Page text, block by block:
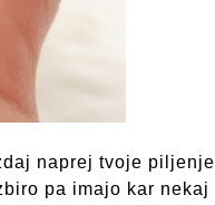
naprej tvoje piljenje
pa imajo kar nekaj